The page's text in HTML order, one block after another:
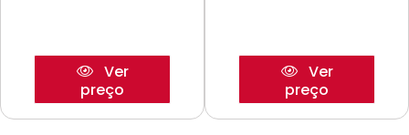
Ver
preço
Ver
preço